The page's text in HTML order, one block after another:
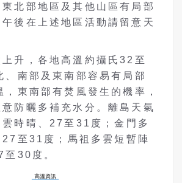
北部地區及其他山區有局部
後在上述地區活動請留意天
升，各地高溫約攝氏32至
、南部及東南部容易有局部
東南部有焚風發生的機率，
防曬多補充水分。離島天氣
時晴、27至31度；金門多
27至31度；馬祖多雲短暫陣
至30度。